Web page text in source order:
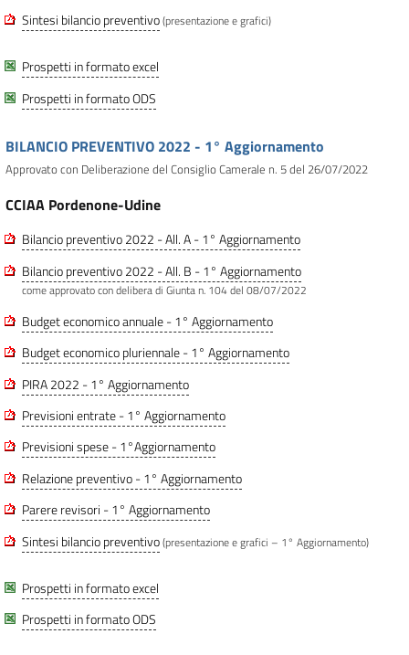
Sintesi bilancio preventivo(presentazione e grafici)
Prospetti in formato excel
Prospetti in formato ODS
BILANCIO PREVENTIVO 2022 - 1° Aggiornamento
Approvato con Deliberazione del Consiglio Camerale n. 5 del 26/07/2022
CCIAA Pordenone-Udine
Bilancio preventivo 2022 - All. A - 1° Aggiornamento
Bilancio preventivo 2022 - All. B - 1° Aggiornamento
come approvato con delibera di Giunta n. 104 del 08/07/2022
Budget economico annuale - 1° Aggiornamento
Budget economico pluriennale - 1° Aggiornamento
PIRA 2022 - 1° Aggiornamento
Previsioni entrate - 1° Aggiornamento
Previsioni spese - 1°Aggiornamento
Relazione preventivo - 1° Aggiornamento
Parere revisori - 1° Aggiornamento
Sintesi bilancio preventivo(presentazione e grafici – 1° Aggiornamento)
Prospetti in formato excel
Prospetti in formato ODS